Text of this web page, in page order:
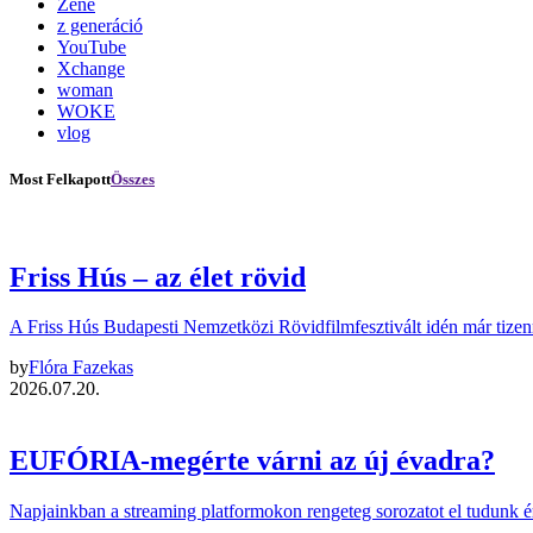
Zene
z generáció
YouTube
Xchange
woman
WOKE
vlog
Most FelkapottÖsszes
Friss Hús – az élet rövid
A Friss Hús Budapesti Nemzetközi Rövidfilmfesztivált idén már
byFlóra Fazekas
2026.07.20.
EUFÓRIA-megérte várni az új évadra?
Napjainkban a streaming platformokon rengeteg sorozatot el tudunk